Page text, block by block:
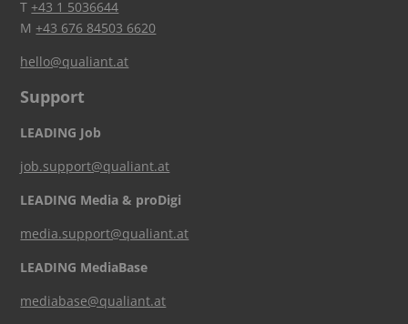
T+43 1 5036644
M+43 676 84503 6620
hello@qualiant.at
Support
LEADING Job
job.support@qualiant.at
LEADING Media & proDigi
media.support@qualiant.at
LEADING MediaBase
mediabase@qualiant.at